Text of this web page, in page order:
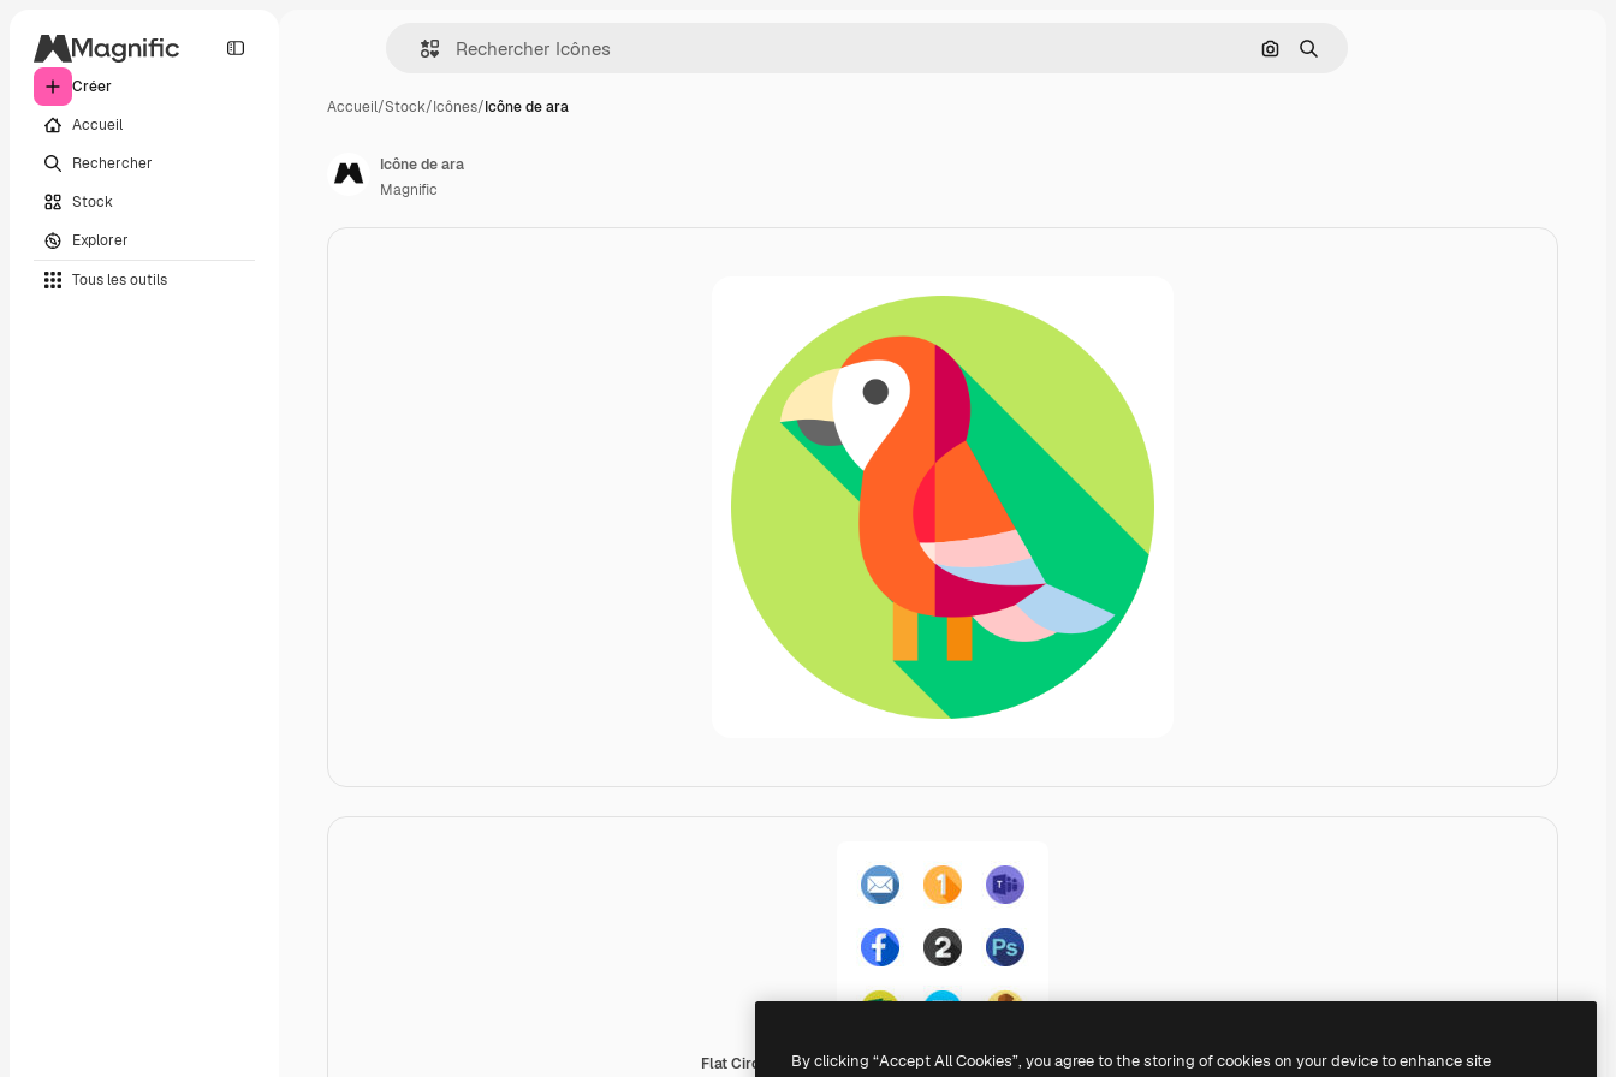
Créer
Accueil
Rechercher
Stock
Explorer
Tous les outils
Rechercher par image
Rechercher
Accueil/Stock/Icônes/Icône de ara
Flat Circular Flat
Icône de ara
Magnific
By clicking “Accept All Cookies”, you agree to the storing of cookies on your device to enhance site